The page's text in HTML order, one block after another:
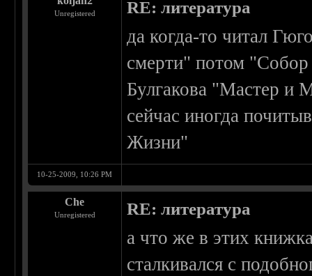
Unregistered RE: литература
да когда-то читал
смерти" потом
Булгакова "Мастер и
сейчас иногда
Жизни"
10-25-2009, 10:26 PM
Che
Unregistered RE: литература
а что же в этих
сталкивался с